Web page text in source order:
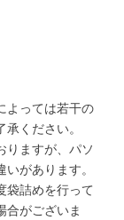
よっては若干の
ください。
りますが、パソ
があります。
袋詰めを行って
合がございま